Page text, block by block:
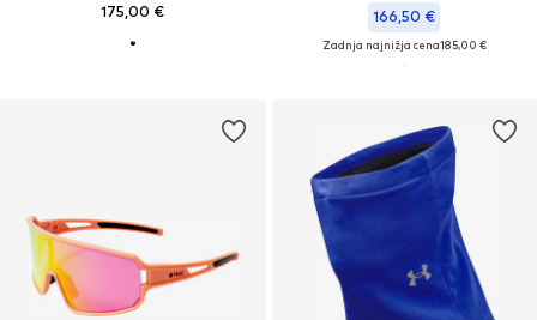
175,00 € 166,50 €
Zadnja najnižja cena185,00 €